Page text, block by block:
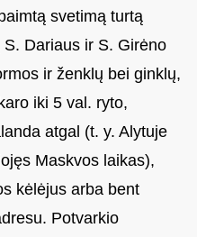
svetimą turtą
Dariaus ir S. Girėno
ir ženklų bei ginklų,
iki 5 val. ryto,
atgal (t. y. Alytuje
Maskvos laikas),
kėlėjus arba bent
Potvarkio